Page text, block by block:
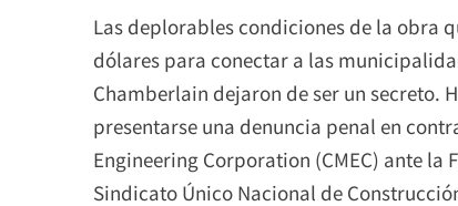
Las deplorables condiciones de la obra
dólares para conectar a las
Chamberlain dejaron de ser un secreto.
presentarse una denuncia penal en
Engineering Corporation (CMEC) ante la
Sindicato Único Nacional de